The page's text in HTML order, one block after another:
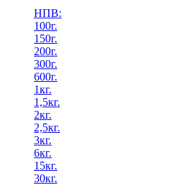
НПВ:
100г.
150г.
200г.
300г.
600г.
1кг.
1,5кг.
2кг.
2,5кг.
3кг.
6кг.
15кг.
30кг.